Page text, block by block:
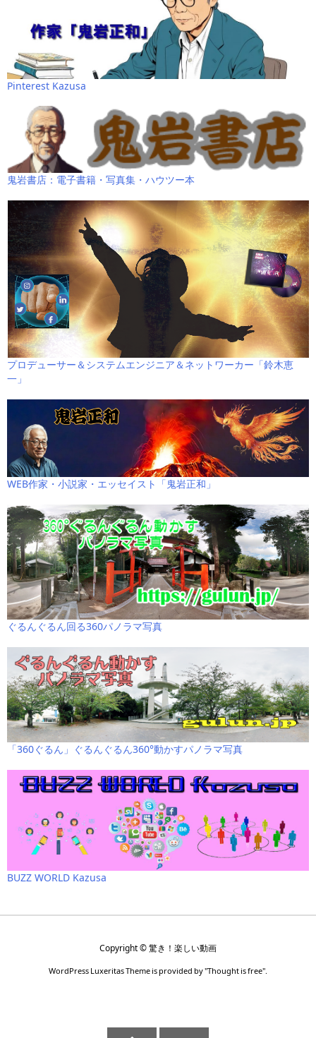
Pinterest Kazusa
鬼岩書店：電子書籍・写真集・ハウツー本
プロデューサー＆システムエンジニア＆ネットワーカー「鈴木恵
一」
WEB作家・小説家・エッセイスト「鬼岩正和」
ぐるんぐるん回る360パノラマ写真
「360ぐるん」ぐるんぐるん360°動かすパノラマ写真
BUZZ WORLD Kazusa
Copyright ©驚き！楽しい動画
WordPress Luxeritas Theme is provided by "Thought is free".